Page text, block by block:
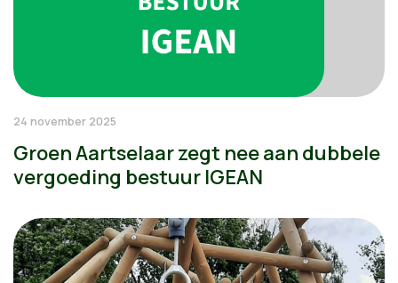
24 november 2025
Groen Aartselaar zegt nee aan dubbele
vergoeding bestuur IGEAN